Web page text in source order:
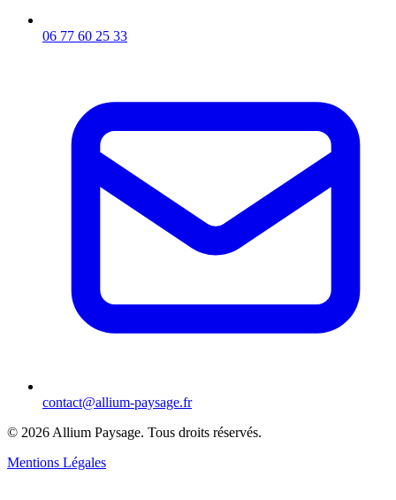
06 77 60 25 33
contact@allium-paysage.fr
© 2026 Allium Paysage. Tous droits réservés.
Mentions Légales